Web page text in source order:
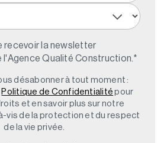
recevoir la newsletter
l'Agence Qualité Construction. *
désabonner à tout moment :
Politique de Confidentialité pour
et en savoir plus sur notre
vis de la protection et du respect
de la vie privée.